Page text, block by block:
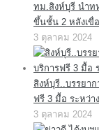
ทม.สิงห์บุรี นำท
ขึ้นชั้น 2 หลังเขื่
3 ตุลาคม 2024
สิงห์บุรี..บรรยาก
ฟรี 3 มื้อ ระหว่า
3 ตุลาคม 2024